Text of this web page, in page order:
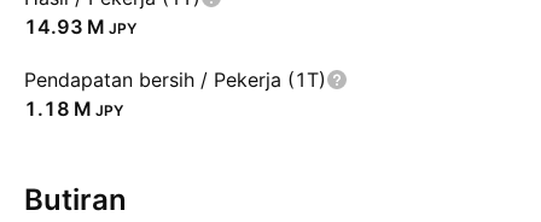
‪14.93 M‬ JPY
Pendapatan bersih / Pekerja (1T)
‪1.18 M‬ JPY
Butiran